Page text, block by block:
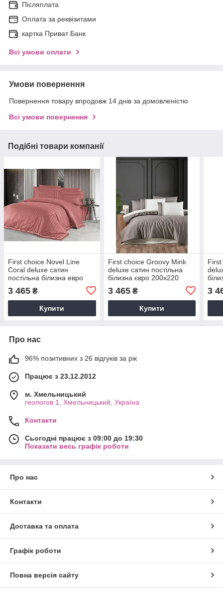
Післяплата
Оплата за реквізитами
картка Приват Банк
Всі умови оплати
Умови повернення
Повернення товару впродовж 14 днів за домовленістю
Всі умови повернення
Подібні товари компанії
First choice Novel Line
Coral deluxe сатин
постільна білизна евро
3 465 ₴
Купити
First choice Groovy Mink
deluxe сатин постільна
білизна євро 200х220
3 465₴
Купити
3
Про нас
96% позитивних з 26 відгуків за рік
Працює з 23.12.2012
м. Хмельницький
геологов 1, Хмельницький, Україна
Контакти
Сьогодні працює з 09:00 до 19:30
Показати весь графік роботи
Про нас
Контакти
Доставка та оплата
Графік роботи
Повна версія сайту